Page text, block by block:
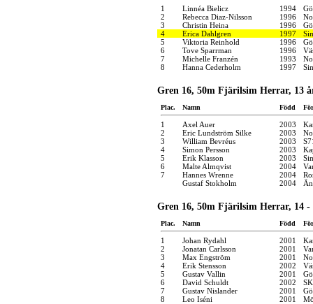
1 Linnéa Bielicz 1994
2
Rebecca Diaz-Nilsson 1996
3
Christin Heina 1996
4
Erica Dahlgren 1997
5
Viktoria Reinhold 1996
6
Tove Sparrman 1996
7
Michelle Franzén 1993
8
Hanna Cederholm 1997
Gren 16, 50m Fjärilsim Herrar, 13
Plac. Namn Född
1 Axel Auer 2003
2
Eric Lundström Silke 2003
3
William Bevréus 2003
4
Simon Persson 2003
5
Erik Klasson 2003
6
Malte Almqvist 2004
7
Hannes Wrenne 2004
Gustaf Stokholm
2004
Gren 16, 50m Fjärilsim Herrar, 14 -
Plac. Namn Född
1 Johan Rydahl 2001
2
Jonatan Carlsson 2001
3
Max Engström 2001
4
Erik Stensson 2002
5
Gustav Vallin 2001
6
David Schuldt 2002
7
Gustav Nislander 2001
8
Leo Iséni 2001